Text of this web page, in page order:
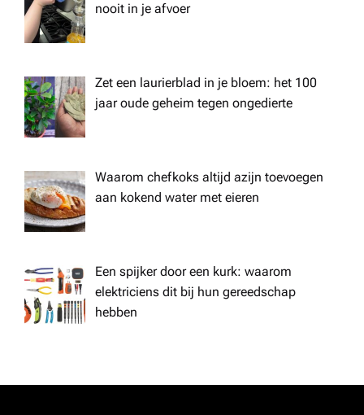
nooit in je afvoer
Zet een laurierblad in je bloem: het 100
jaar oude geheim tegen ongedierte
Waarom chefkoks altijd azijn toevoegen
aan kokend water met eieren
Een spijker door een kurk: waarom
elektriciens dit bij hun gereedschap
hebben